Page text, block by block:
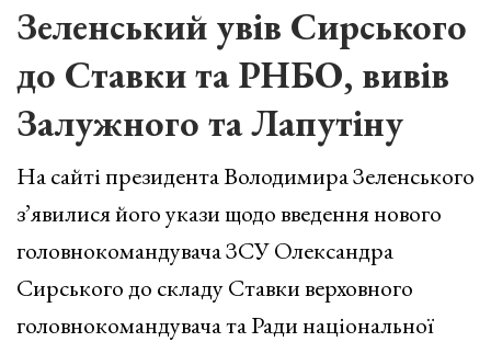
Зеленський увів Сирського
до Ставки та РНБО, вивів
Залужного та Лапутіну
На сайті президента Володимира Зеленського
з’явилися його укази щодо введення нового
головнокомандувача ЗСУ Олександра
Сирського до складу Ставки верховного
головнокомандувача та Ради національної